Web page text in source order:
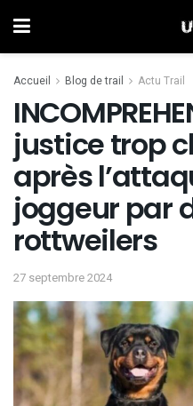
Accueil Blog de trail Actu Trail
justice trop
après
joggeur par
rottweilers
27 septembre 2024